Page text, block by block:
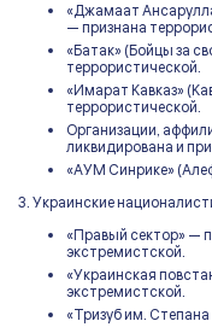
«Джамаат
— признана
«Батак» (Бойцы за
террористической.
«Имарат Кавказ»
террористической.
Организации,
ликвидирована и
«АУМ Синрике»
3. Украинские
«Правый сектор» —
экстремистской.
«Украинская
экстремистской.
«Тризуб им.